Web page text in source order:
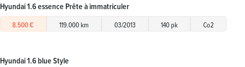
Hyundai 1.6 essence Prête à immatriculer
8.500 € 119.000 km 03/2013 140 pk Co2
Hyundai 1.6 blue Style